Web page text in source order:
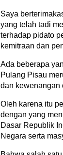
Saya
yang telah tadi
terhadap pidato
kemitraan dan
Ada beberapa
Pulang Pisau
dan kewenangan
Oleh karena itu
dengan yang
Dasar Republik
Negara serta